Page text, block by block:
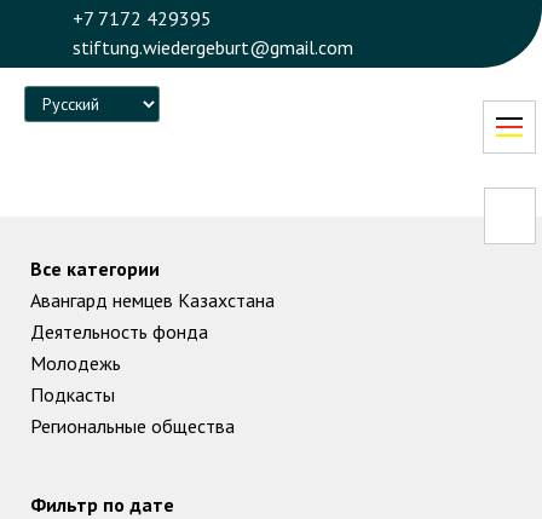
+7 7172 429395
stiftung.wiedergeburt@gmail.com
Language
Все категории
Авангард немцев Казахстана
Деятельность фонда
Молодежь
Подкасты
Региональные общества
Фильтр по дате